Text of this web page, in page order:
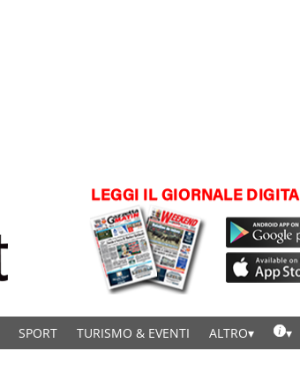
SPORT TURISMO & EVENTI ALTRO